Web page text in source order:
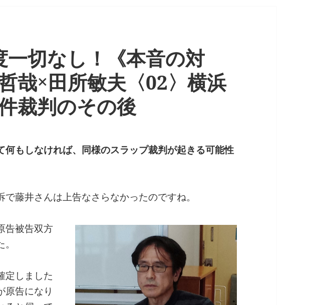
一切なし！《本音の対
哉×田所敏夫〈02〉横浜
裁判のその後
もしなければ、同様のスラップ裁判が起きる可能性
藤井さんは上告なさらなかったのですね。
告被告双方
定しました
原告になり